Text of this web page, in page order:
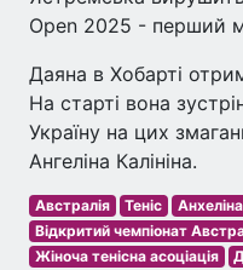
Open 2025 - перший
Даяна в Хобарті
На старті вона
Україну на цих
Ангеліна Калініна.
Австралія Теніс
Відкритий чемпіонат
Жіноча тенісна асоціація